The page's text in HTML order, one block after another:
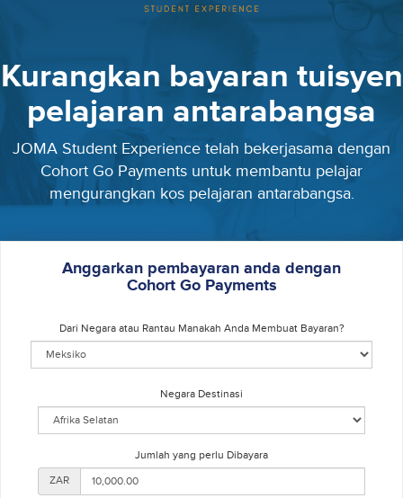
Kurangkan bayaran tuisyen
pelajaran antarabangsa
JOMA Student Experience telah bekerjasama dengan
Cohort Go Payments untuk membantu pelajar
mengurangkan kos pelajaran antarabangsa.
Anggarkan pembayaran anda dengan
Cohort Go Payments
Dari Negara atau Rantau Manakah Anda Membuat Bayaran?
Negara Destinasi
Jumlah yang perlu Dibayara
ZAR